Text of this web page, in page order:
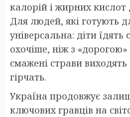
калорій і жирних кислот
Для людей, які готують
універсальна: діти їдять
охочіше, ніж з
смажені страви
гірчать.
Україна продовжує
ключових гравців на